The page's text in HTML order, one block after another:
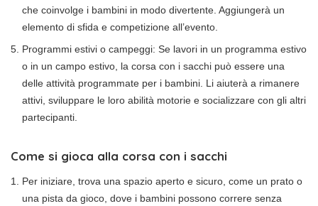
che coinvolge i bambini in modo divertente. Aggiungerà un
elemento di sfida e competizione all’evento.
Programmi estivi o campeggi: Se lavori in un programma estivo
o in un campo estivo, la corsa con i sacchi può essere una
delle attività programmate per i bambini. Li aiuterà a rimanere
attivi, sviluppare le loro abilità motorie e socializzare con gli altri
partecipanti.
Come si gioca alla corsa con i sacchi
Per iniziare, trova una spazio aperto e sicuro, come un prato o
una pista da gioco, dove i bambini possono correre senza